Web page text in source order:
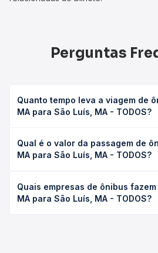
Perguntas
Quanto tempo leva a viagem de
MA para São Luís, MA - TODOS?
TODOS leva em média 8h 36min,
conforme a viação, o tipo de
duração exata de cada opção na
Qual é o valor da passagem de
MA para São Luís, MA - TODOS?
Luís, MA - TODOS custa em média
conforme a data da viagem, a
Quais empresas de ônibus
MA para São Luís, MA - TODOS?